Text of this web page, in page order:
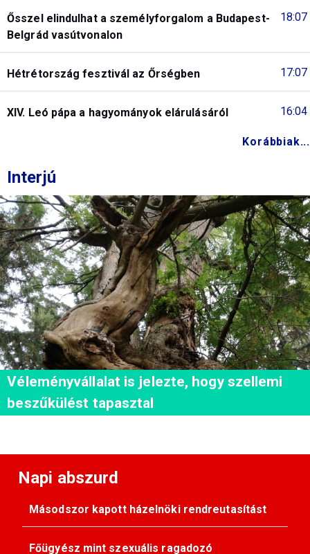
18:07
Ősszel elindulhat a személyforgalom a Budapest-
Belgrád vasútvonalon
17:07
Hétrétország fesztivál az Őrségben
16:04
XIV. Leó pápa a hagyományok elárulásáról
Korábbiak...
Interjú
Véleményvállalat is jelezte, hogy szellemi
beszűkülést tapasztal
Napi abszurd
Másodszor kapott házelnöki rendreutasítást
Főügyész mint szexuális ragadozó